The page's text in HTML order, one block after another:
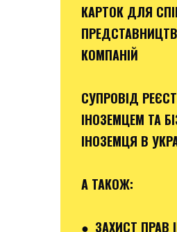
КАРТОК ДЛЯ
КОМПАНІЙ
СУПРОВІД
ІНОЗЕМЦЕМ ТА
ІНОЗЕМЦЯ В
А ТАКОЖ:
● ЗАХИСТ ПРАВ